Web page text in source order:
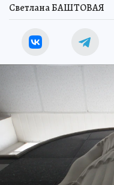
Светлана БАШТОВАЯ